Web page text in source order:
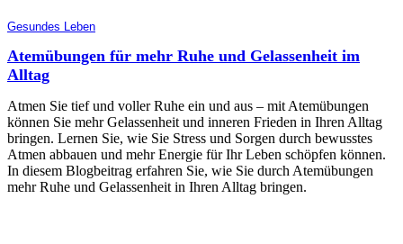
Gesundes Leben
Atemübungen für mehr Ruhe und Gelassenheit im
Alltag
Atmen Sie tief und voller Ruhe ein und aus – mit Atemübungen
können Sie mehr Gelassenheit und inneren Frieden in Ihren Alltag
bringen. Lernen Sie, wie Sie Stress und Sorgen durch bewusstes
Atmen abbauen und mehr Energie für Ihr Leben schöpfen können.
In diesem Blogbeitrag erfahren Sie, wie Sie durch Atemübungen
mehr Ruhe und Gelassenheit in Ihren Alltag bringen.